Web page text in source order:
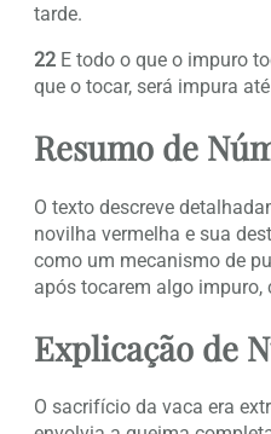
tarde.
22 E todo o que o impuro
que o tocar, será impura
Resumo de
O texto descreve
novilha vermelha e sua
como um mecanismo de
após tocarem algo impuro,
Explicação de
O sacrifício da vaca era